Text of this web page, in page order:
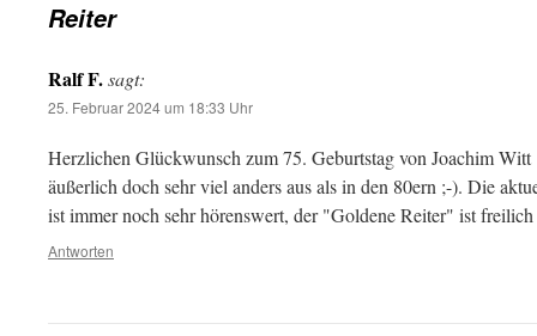
Reiter
Ralf F.sagt:
25. Februar 2024 um 18:33 Uhr
Herzlichen Glückwunsch zum 75. Geburtstag von Joachim
äußerlich doch sehr viel anders aus als in den 80ern ;-). Die
ist immer noch sehr hörenswert, der "Goldene Reiter" ist
Antworten